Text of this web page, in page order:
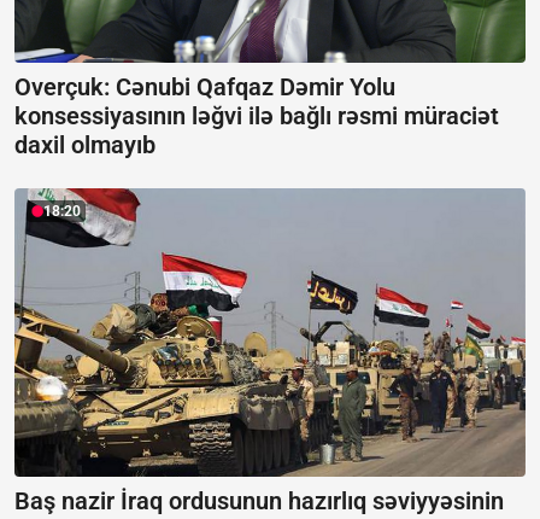
Overçuk: Cənubi Qafqaz Dəmir Yolu
konsessiyasının ləğvi ilə bağlı rəsmi müraciət
daxil olmayıb
18:20
Baş nazir İraq ordusunun hazırlıq səviyyəsinin